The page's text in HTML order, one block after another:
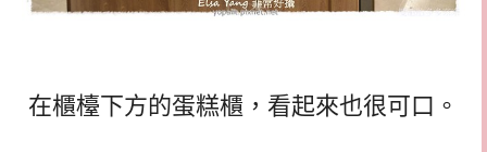
在櫃檯下方的蛋糕櫃，看起來也很可口。